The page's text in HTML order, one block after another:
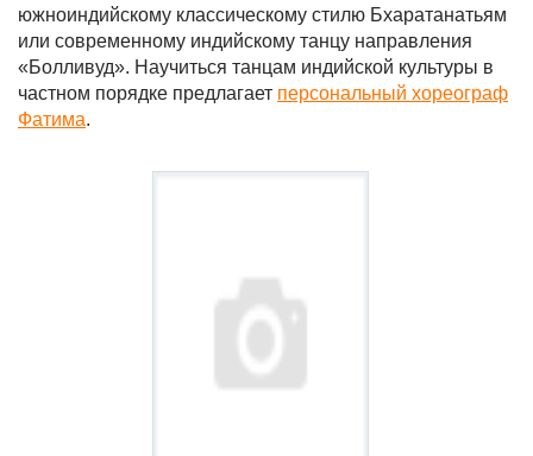
южноиндийскому классическому стилю Бхаратанатьям
или современному индийскому танцу направления
«Болливуд». Научиться танцам индийской культуры в
частном порядке предлагает персональный хореограф
Фатима.